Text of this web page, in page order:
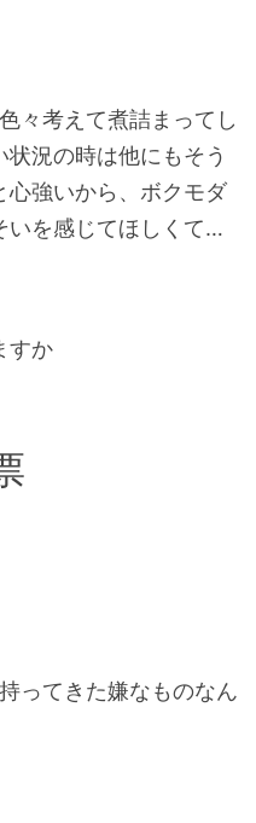
々考えて煮詰まってし
況の時は他にもそう
心強いから、ボクモダ
いを感じてほしくて…
すか
ってきた嫌なものなん